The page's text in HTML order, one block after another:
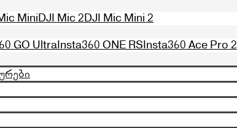
MiniDJI Mic 2DJI Mic Mini 2
GO UltraInsta360 ONE RSInsta360 Ace Pro 2